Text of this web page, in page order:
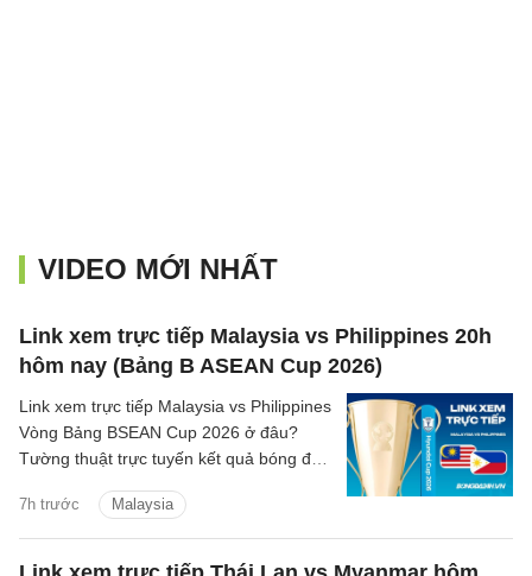
VIDEO MỚI NHẤT
Link xem trực tiếp Malaysia vs Philippines 20h
hôm nay (Bảng B ASEAN Cup 2026)
7h trước Malaysia
Link xem trực tiếp Malaysia vs Philippines
Vòng Bảng BSEAN Cup 2026 ở đâu?
Tường thuật trực tuyến kết quả bóng đá
sóng nào?